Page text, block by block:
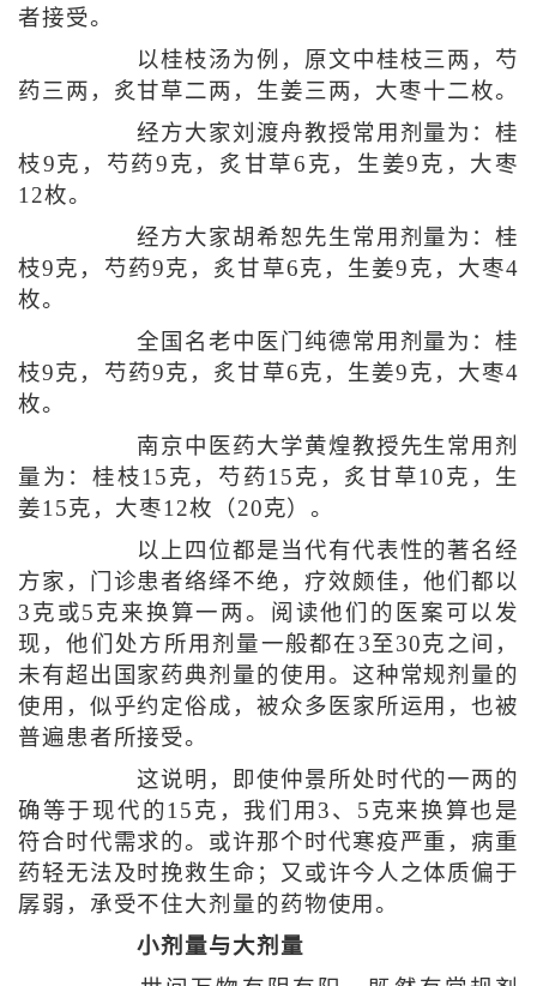
者接受。
以桂枝汤为例，原文中桂枝三两，芍
药三两，炙甘草二两，生姜三两，大枣十二枚。
经方大家刘渡舟教授常用剂量为：桂
枝9克，芍药9克，炙甘草6克，生姜9克，大枣
12枚。
经方大家胡希恕先生常用剂量为：桂
枝9克，芍药9克，炙甘草6克，生姜9克，大枣4
枚。
全国名老中医门纯德常用剂量为：桂
枝9克，芍药9克，炙甘草6克，生姜9克，大枣4
枚。
南京中医药大学黄煌教授先生常用剂
量为：桂枝15克，芍药15克，炙甘草10克，生
姜15克，大枣12枚（20克）。
以上四位都是当代有代表性的著名经
方家，门诊患者络绎不绝，疗效颇佳，他们都以
3克或5克来换算一两。阅读他们的医案可以发
现，他们处方所用剂量一般都在3至30克之间，
未有超出国家药典剂量的使用。这种常规剂量的
使用，似乎约定俗成，被众多医家所运用，也被
普遍患者所接受。
这说明，即使仲景所处时代的一两的
确等于现代的15克，我们用3、5克来换算也是
符合时代需求的。或许那个时代寒疫严重，病重
药轻无法及时挽救生命；又或许今人之体质偏于
孱弱，承受不住大剂量的药物使用。
小剂量与大剂量